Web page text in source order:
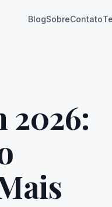
BlogSobreContato
2026: